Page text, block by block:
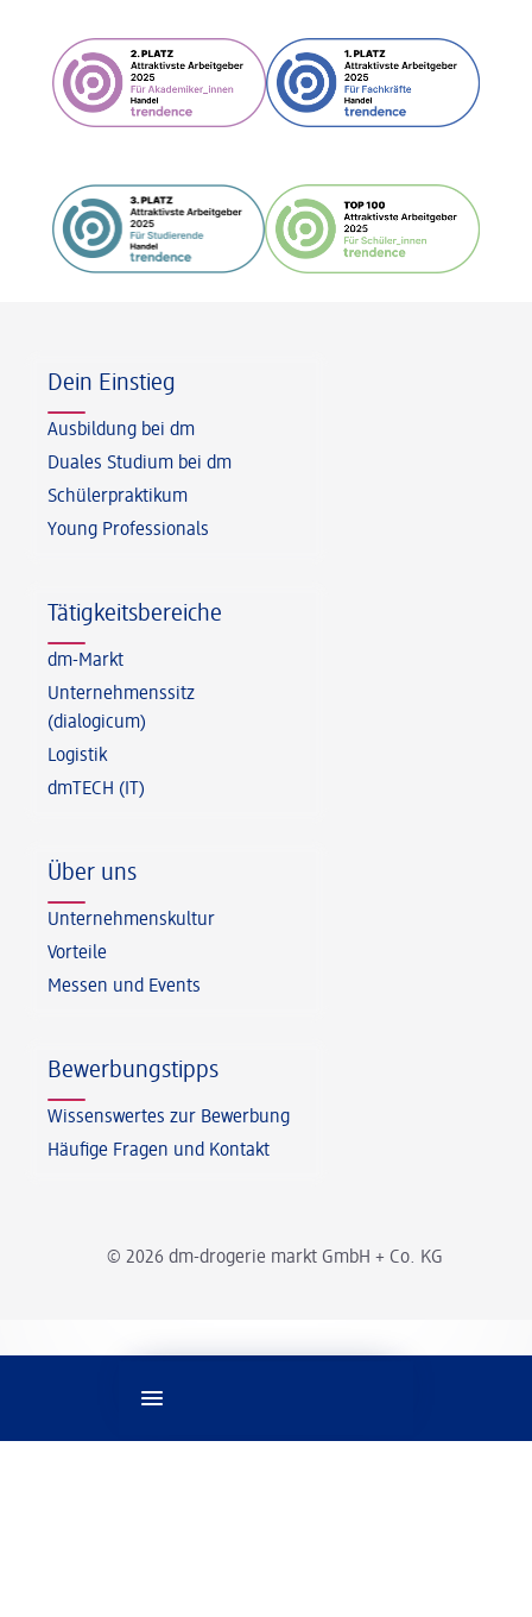
© 2026 dm-drogerie markt GmbH + Co. KG
Dein Einstieg
Ausbildung bei dm
Duales Studium bei dm
Schülerpraktikum
Young Professionals
Tätigkeitsbereiche
dm-Markt
Unternehmenssitz
(dialogicum)
Logistik
dmTECH (IT)
Über uns
Unternehmenskultur
Vorteile
Messen und Events
Bewerbungstipps
Wissenswertes zur Bewerbung
Häufige Fragen und Kontakt